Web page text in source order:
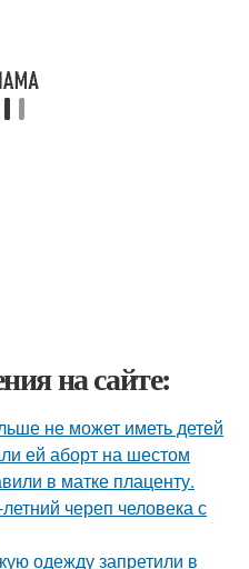
на сайте:
не может иметь детей
ей аборт на шестом
в матке плаценту.
череп человека с
одежду запретили в